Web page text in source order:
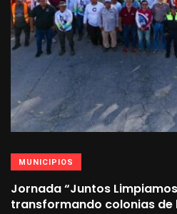
MUNICIPIOS
Jornada “Juntos
transformando colonias de